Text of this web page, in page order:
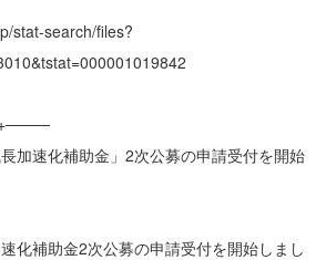
stat-search/files?
加速化補助金」2次公募の申請受付を開始
化補助金2次公募の申請受付を開始しまし